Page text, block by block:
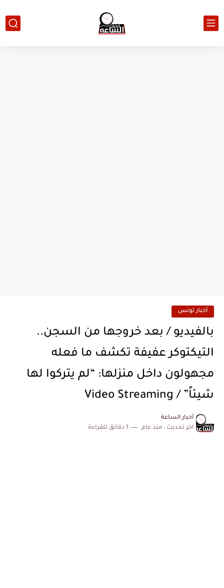
أخبار تونس
بالفيديو / بعد خروجها من السجن..
التيكتوكر عفيفة تكشف ما فعله
مجهولون داخل منزلها: “لم يتركوا لها
شيئاً” / Video Streaming
أخبار الساعة
اخر تحديث : منذ عام 1 دقائق للقراءة